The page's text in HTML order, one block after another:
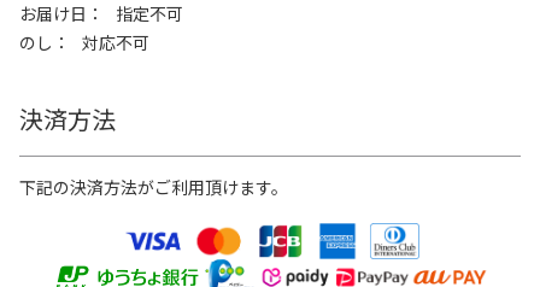
お届け日
指定不可
のし
対応不可
決済方法
下記の決済方法がご利用頂けます。